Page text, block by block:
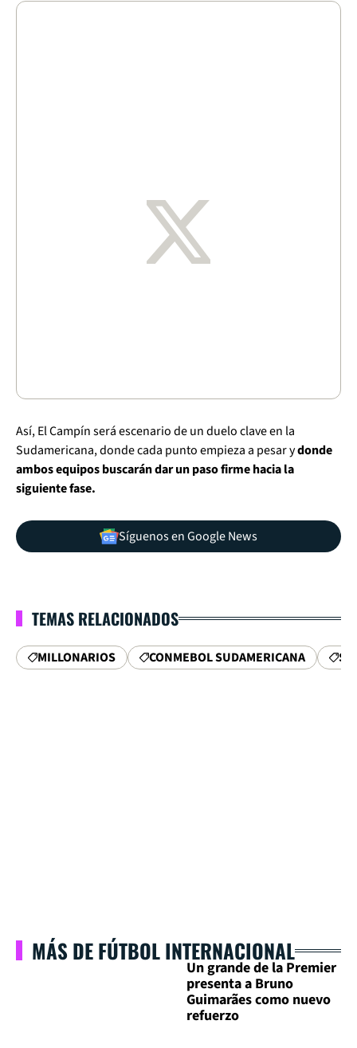
Así, El Campín será escenario de un duelo clave en la
Sudamericana, donde cada punto empieza a pesar ydonde
ambos equipos buscarán dar un paso firme hacia la
siguiente fase.
Síguenos en Google News
TEMAS RELACIONADOS
MILLONARIOS CONMEBOL SUDAMERICANA
MÁS DE FÚTBOL INTERNACIONAL
Un grande de la Premier
presenta a Bruno
Guimarães como nuevo
refuerzo